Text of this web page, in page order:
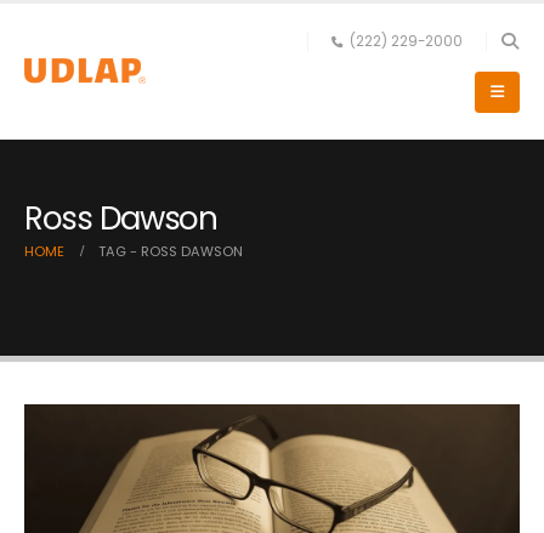
(222) 229-2000
Ross Dawson
HOME TAG - ROSS DAWSON